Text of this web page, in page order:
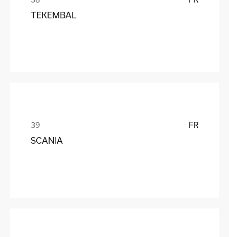
TEKEMBAL
FR
SCANIA